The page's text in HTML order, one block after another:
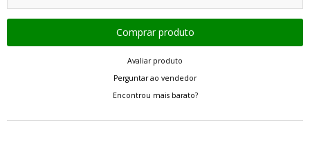
Avaliar produto
Perguntar ao vendedor
Encontrou mais barato?